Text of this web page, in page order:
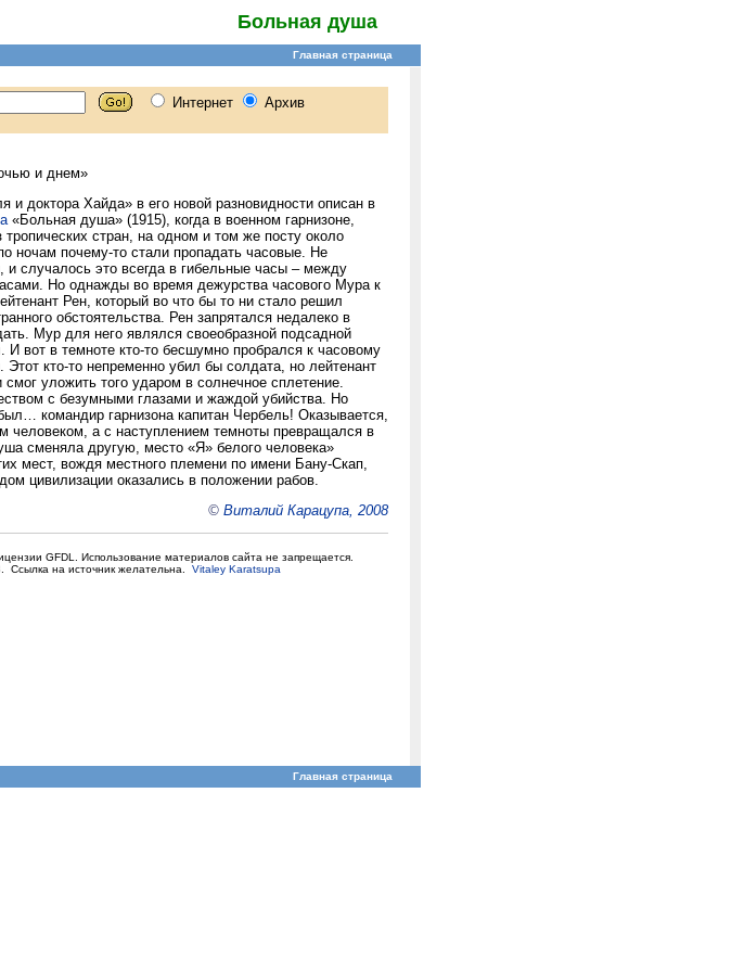
Больная душа
и днем»
и доктора Хайда» в его новой разновидности описан в
«Больная душа» (1915), когда в военном гарнизоне,
стран, на одном и том же посту около
ночам почему-то стали пропадать часовые. Не
и случалось это всегда в гибельные часы – между
Но однажды во время дежурства часового Мура к
Рен, который во что бы то ни стало решил
обстоятельства. Рен запрятался недалеко в
Мур для него являлся своеобразной подсадной
И вот в темноте кто-то бесшумно пробрался к часовому
Этот кто-то непременно убил бы солдата, но лейтенант
уложить того ударом в солнечное сплетение.
с безумными глазами и жаждой убийства. Но
командир гарнизона капитан Чербель! Оказывается,
человеком, а с наступлением темноты превращался в
сменяла другую, место «Я» белого человека»
мест, вождя местного племени по имени Бану-Скап,
цивилизации оказались в положении рабов.
© Виталий Карацупа, 2008